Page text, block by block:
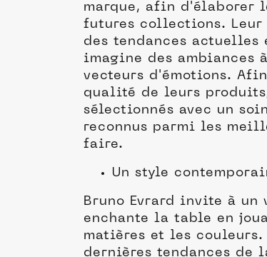
marque, afin d'élaborer
futures collections.
des tendances actuelles
imagine des ambiances
vecteurs d'émotions.
qualité de leurs
sélectionnés avec un
reconnus parmi les
faire.
Un style
Bruno Evrard invite à un
enchante la table en
matières et les
dernières tendances de